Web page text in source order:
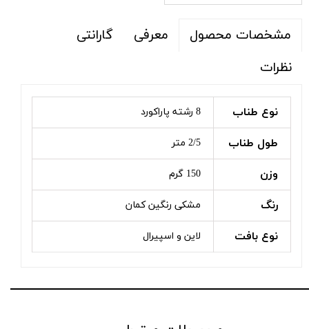
مشخصات محصول معرفی
گارانتی
نظرات
نوع طناب 8 رشته پاراکورد
طول طناب 2/5 متر
وزن 150 گرم
رنگ مشکی رنگین کمان
نوع بافت لاین و اسپیرال